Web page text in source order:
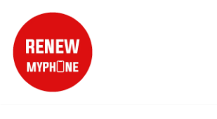
Aller
au
contenu